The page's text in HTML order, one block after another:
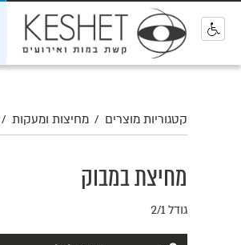
קטגוריות מוצרים / מחיצות ומעקות /
מחיצת במבוק
גודל 2/1